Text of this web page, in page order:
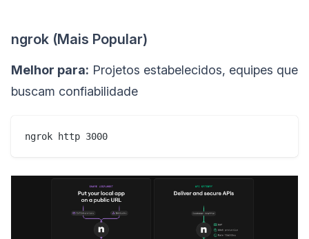
ngrok (Mais Popular)
Melhor para: Projetos estabelecidos, equipes que
buscam confiabilidade